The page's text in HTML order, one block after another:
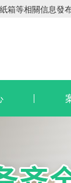
箱等相關信息發